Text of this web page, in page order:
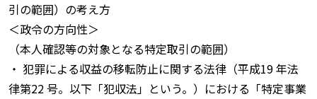
引の範囲）の考え方
＜政令の方向性＞
（本人確認等の対象となる特定取引の範囲）
・ 犯罪による収益の移転防止に関する法律（平成19 年法
律第22 号。以下「犯収法」という。）における「特定事業